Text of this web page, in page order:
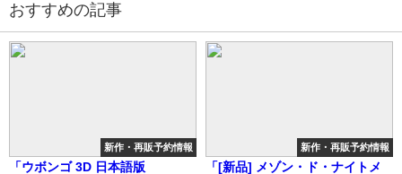
おすすめの記事
新作・再販予約情報
「ウボンゴ 3D 日本語版
新作・再販予約情報
「[新品] メゾン・ド・ナイトメ